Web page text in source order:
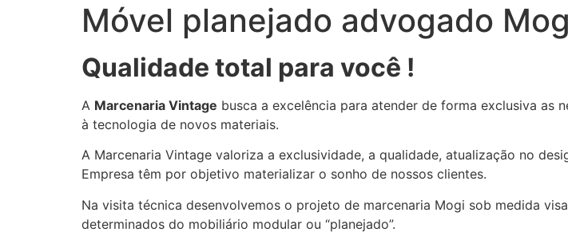
Móvel planejado advogado
Qualidade total para você !
A Marcenaria Vintage busca a excelência para atender de forma exclusiva as
à tecnologia de novos materiais.
A Marcenaria Vintage valoriza a exclusividade, a qualidade, atualização no
Empresa têm por objetivo materializar o sonho de nossos clientes.
Na visita técnica desenvolvemos o projeto de marcenaria Mogi sob medida
determinados do mobiliário modular ou “planejado”.